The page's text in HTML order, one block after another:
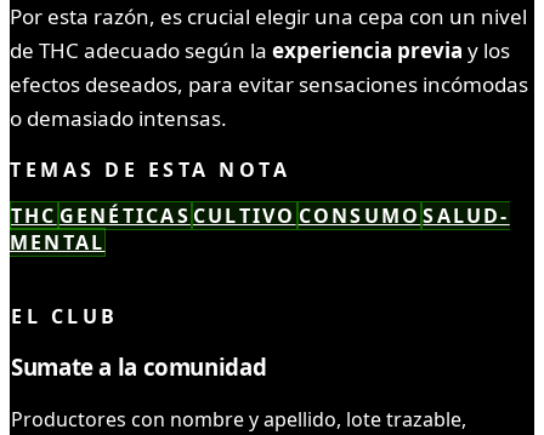
Por esta razón, es crucial elegir una cepa con un nivel
de THC adecuado según la experiencia previa y los
efectos deseados, para evitar sensaciones incómodas
o demasiado intensas.
TEMAS DE ESTA NOTA
THC GENÉTICAS CULTIVO CONSUMO SALUD-
MENTAL
EL CLUB
Sumate a la comunidad
Productores con nombre y apellido, lote trazable,